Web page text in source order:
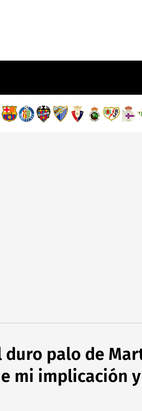
palo de
mi implicación